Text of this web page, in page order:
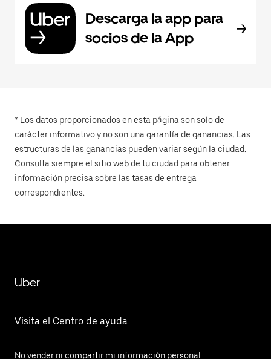
Descarga la app para
socios de la App
* Los datos proporcionados en esta página son solo de
carácter informativo y no son una garantía de ganancias. Las
estructuras de las ganancias pueden variar según la ciudad.
Consulta siempre el sitio web de tu ciudad para obtener
información precisa sobre las tasas de entrega
correspondientes.
Uber
Visita el Centro de ayuda
No vender ni compartir mi información personal